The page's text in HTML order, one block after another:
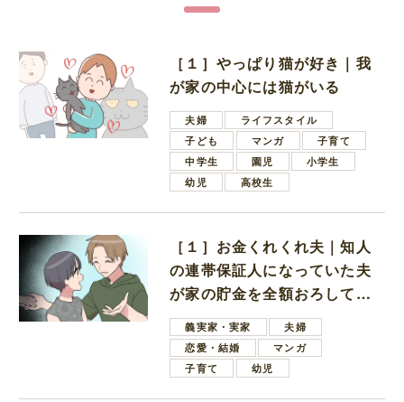
［１］やっぱり猫が好き｜我
が家の中心には猫がいる
夫婦
ライフスタイル
子ども
マンガ
子育て
中学生
園児
小学生
幼児
高校生
［１］お金くれくれ夫｜知人
の連帯保証人になっていた夫
が家の貯金を全額おろしてほ
しいと言ってきた
義実家・実家
夫婦
恋愛・結婚
マンガ
子育て
幼児